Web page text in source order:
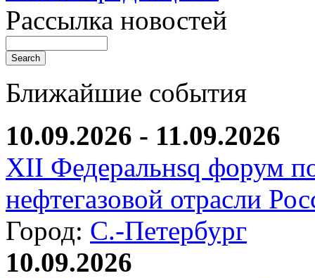
Рассылка новостей
Ближайшие события
10.09.2026 - 11.09.2026
XII Федеральнsq форум
нефтегазовой отрасли
Город: С.-Петербург
10.09.2026